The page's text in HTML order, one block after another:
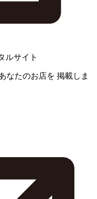
ルサイト
なたのお店を 掲載しま